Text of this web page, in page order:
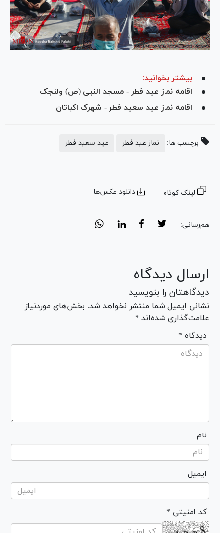
بیشتر بخوانید:
اقامه نماز عید فطر - مسجد النبی (ص) ولنجک
اقامه نماز عید سعید فطر - شهرک اکباتان
برچسب ها: نماز عید فطر عید سعید فطر
لینک کوتاه دانلود عکس‌ها
هم‌رسانی:
ارسال دیدگاه
دیدگاهتان را بنویسید
نشانی ایمیل شما منتشر نخواهد شد. بخش‌های موردنیاز
علامت‌گذاری شده‌اند *
* دیدگاه
نام
ایمیل
* کد امنیتی